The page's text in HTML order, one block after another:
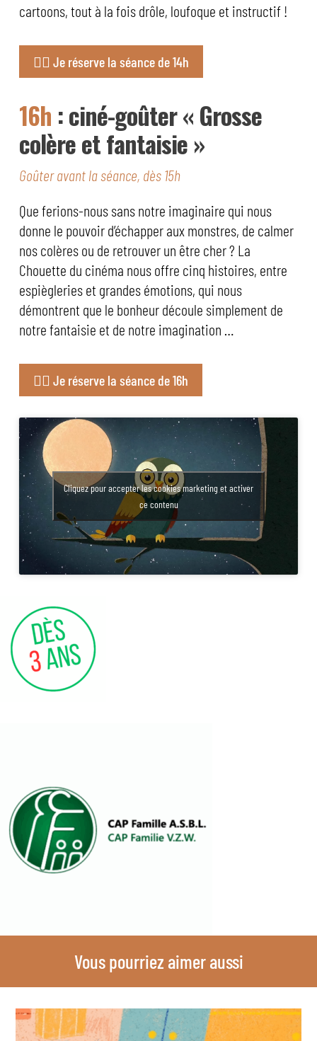
cartoons, tout à la fois drôle, loufoque et instructif !
👉🏼 Je réserve la séance de 14h
16h : ciné-goûter « Grosse
colère et fantaisie »
Goûter avant la séance, dès 15h
Que ferions-nous sans notre imaginaire qui nous
donne le pouvoir d’échapper aux monstres, de calmer
nos colères ou de retrouver un être cher ? La
Chouette du cinéma nous offre cinq histoires, entre
espiègleries et grandes émotions, qui nous
démontrent que le bonheur découle simplement de
notre fantaisie et de notre imagination …
👉🏼 Je réserve la séance de 16h
Cliquez pour accepter les cookies marketing et activer
ce contenu
Vous pourriez aimer aussi